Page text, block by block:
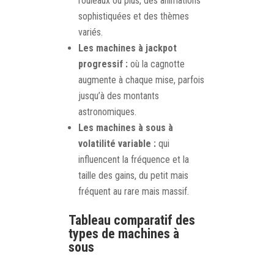
sophistiquées et des thèmes
variés.
Les machines à jackpot
progressif : où la cagnotte
augmente à chaque mise, parfois
jusqu’à des montants
astronomiques.
Les machines à sous à
volatilité variable : qui
influencent la fréquence et la
taille des gains, du petit mais
fréquent au rare mais massif.
Tableau comparatif des
types de machines à
sous